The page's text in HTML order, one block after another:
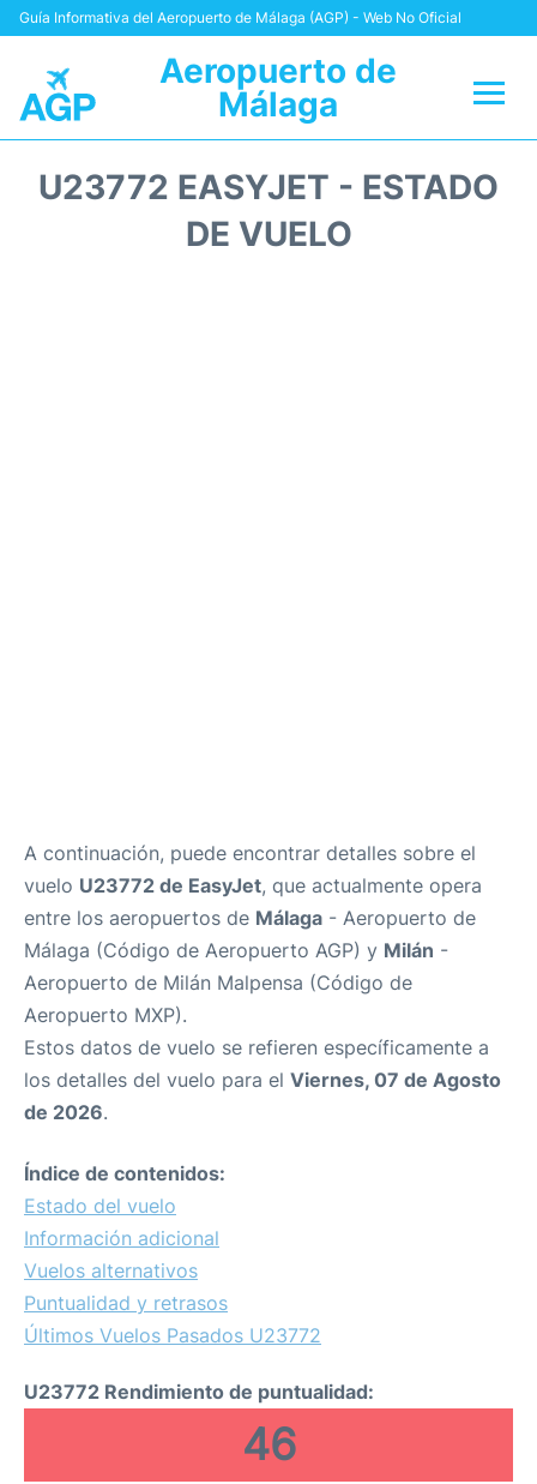
Guía Informativa del Aeropuerto de Málaga (AGP) - Web No Oficial
Aeropuerto de
Málaga
U23772 EASYJET - ESTADO
DE VUELO
A continuación, puede encontrar detalles sobre el
vuelo U23772 de EasyJet, que actualmente opera
entre los aeropuertos de Málaga - Aeropuerto de
Málaga (Código de Aeropuerto AGP) y Milán -
Aeropuerto de Milán Malpensa (Código de
Aeropuerto MXP).
Estos datos de vuelo se refieren específicamente a
los detalles del vuelo para el Viernes, 07 de Agosto
de 2026.
Índice de contenidos:
Estado del vuelo
Información adicional
Vuelos alternativos
Puntualidad y retrasos
Últimos Vuelos Pasados U23772
U23772 Rendimiento de puntualidad:
46